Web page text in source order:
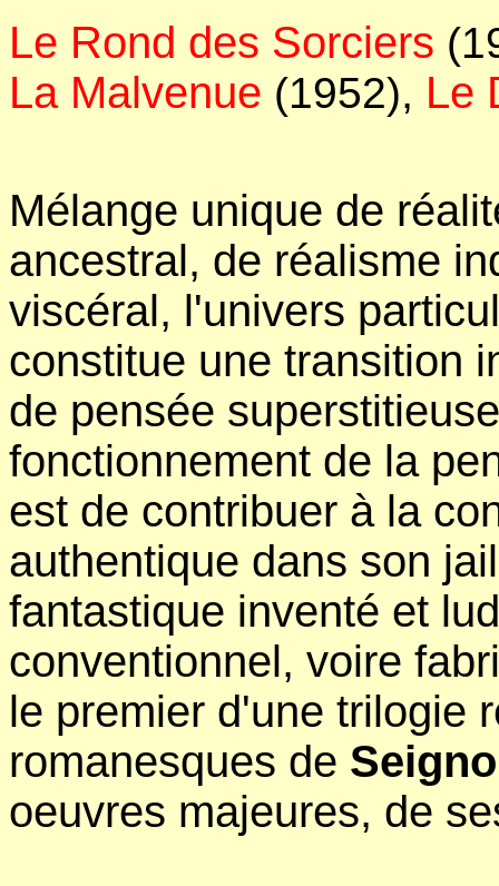
Le Rond des Sorciers
La Malvenue (1952), Le
Mélange unique de
ancestral, de réalisme
viscéral, l'univers
constitue une transition
de pensée
fonctionnement de la
est de contribuer à la
authentique dans son
fantastique inventé et
conventionnel, voire
le premier d'une trilogie
romanesques de
oeuvres majeures, de